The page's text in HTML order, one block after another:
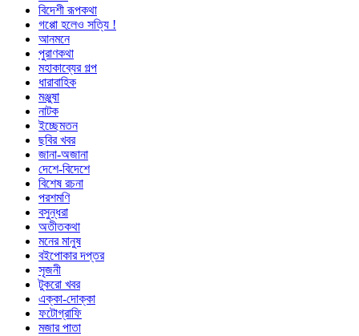
বিদেশী রূপকথা
গপ্পো হলেও সত্যি !
আনমনে
পুরাণকথা
মহাকাব্যের গল্প
ধারাবাহিক
মঞ্জুষা
নাটক
ইচ্ছেমতন
ছবির খবর
জানা-অজানা
দেশে-বিদেশে
বিশেষ রচনা
পরশমণি
বসুন্ধরা
অতীতকথা
মনের মানুষ
বইপোকার দপ্তর
সৃজনী
টুকরো খবর
এক্কা-দোক্কা
ফটোগ্রাফি
মজার পাতা